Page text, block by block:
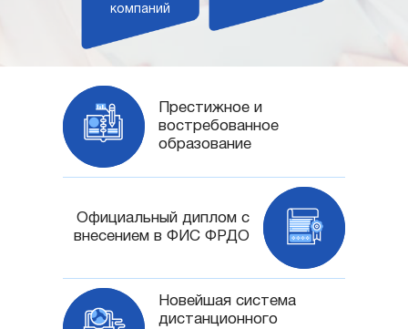
компаний
Престижное и
востребованное
образование
Официальный диплом с
внесением в ФИС ФРДО
Новейшая система
дистанционного